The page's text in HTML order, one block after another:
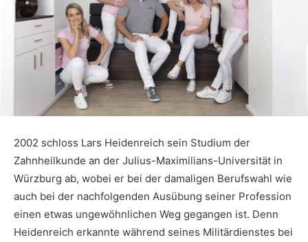
2002 schloss Lars Heidenreich sein Studium der
Zahnheilkunde an der Julius-Maximilians-Universität in
Würzburg ab, wobei er bei der damaligen Berufswahl wie
auch bei der nachfolgenden Ausübung seiner Profession
einen etwas ungewöhnlichen Weg gegangen ist. Denn
Heidenreich erkannte während seines Militärdienstes bei